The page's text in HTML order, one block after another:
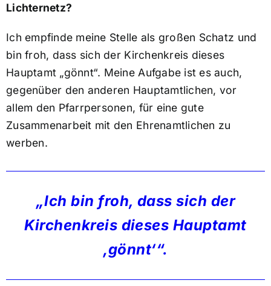
Lichternetz?
Ich empfinde meine Stelle als großen Schatz und
bin froh, dass sich der Kirchenkreis dieses
Hauptamt „gönnt“. Meine Aufgabe ist es auch,
gegenüber den anderen Hauptamtlichen, vor
allem den Pfarrpersonen, für eine gute
Zusammenarbeit mit den Ehrenamtlichen zu
werben.
„Ich bin froh, dass sich der
Kirchenkreis dieses Hauptamt
‚gönnt‘“.